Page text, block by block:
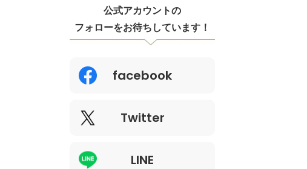
公式アカウントの
フォローをお待ちしています！
facebook
Twitter
LINE